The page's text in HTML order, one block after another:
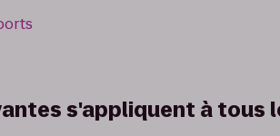
s'appliquent à tous